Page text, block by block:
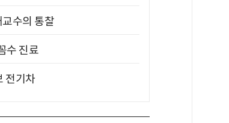
수의 통찰
수 진료
전기차